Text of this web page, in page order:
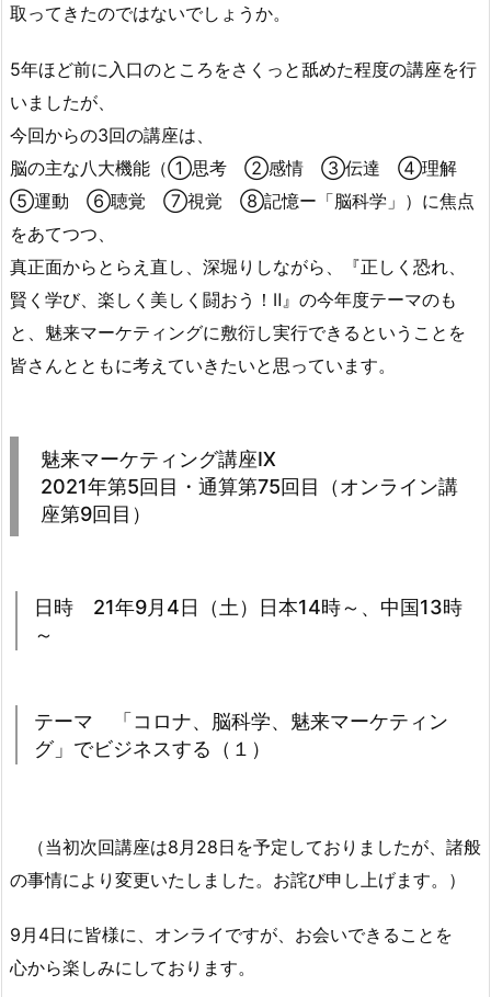
取ってきたのではないでしょうか。
5年ほど前に入口のところをさくっと舐めた程度の講座を行
いましたが、
今回からの3回の講座は、
脳の主な八大機能（①思考 ②感情 ➂伝達 ④理解
⑤運動 ⑥聴覚 ⑦視覚 ⑧記憶ー「脳科学」）に焦点
をあてつつ、
真正面からとらえ直し、深堀りしながら、『正しく恐れ、
賢く学び、楽しく美しく闘おう！Ⅱ』の今年度テーマのも
と、魅来マーケティングに敷衍し実行できるということを
皆さんとともに考えていきたいと思っています。
魅来マーケティング講座Ⅸ
2021年第5回目・通算第75回目（オンライン講
座第9回目）
日時 21年9月4日（土）日本14時～、中国13時
～
テーマ 「コロナ、脳科学、魅来マーケティン
グ」でビジネスする（１）
（当初次回講座は8月28日を予定しておりましたが、諸般
の事情により変更いたしました。お詫び申し上げます。）
9月4日に皆様に、オンライですが、お会いできることを
心から楽しみにしております。